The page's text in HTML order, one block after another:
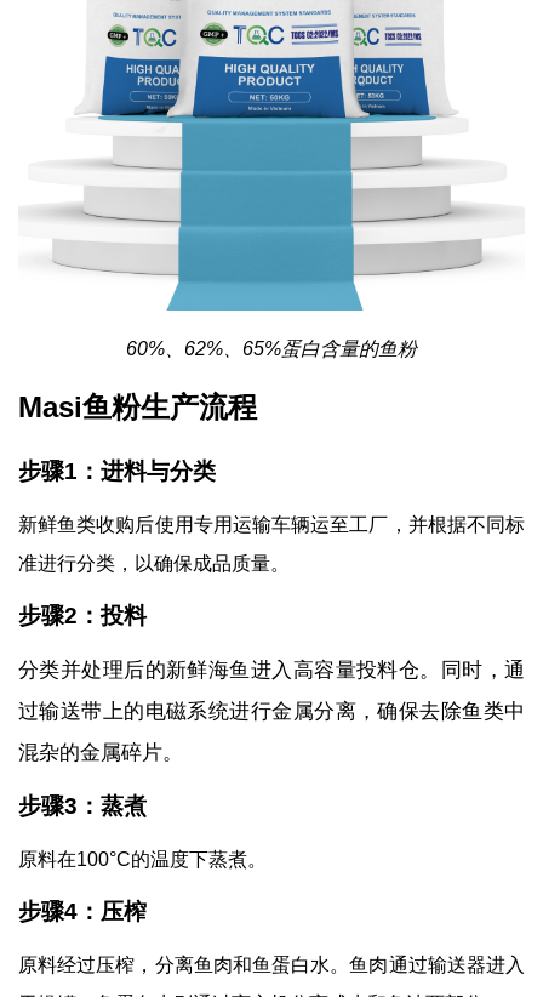
60%、62%、65%蛋白含量的鱼粉
Masi鱼粉生产流程
步骤1：进料与分类
新鲜鱼类收购后使用专用运输车辆运至工厂，并根据不同标
准进行分类，以确保成品质量。
步骤2：投料
分类并处理后的新鲜海鱼进入高容量投料仓。同时，通
过输送带上的电磁系统进行金属分离，确保去除鱼类中
混杂的金属碎片。
步骤3：蒸煮
原料在100°C的温度下蒸煮。
步骤4：压榨
原料经过压榨，分离鱼肉和鱼蛋白水。鱼肉通过输送器进入